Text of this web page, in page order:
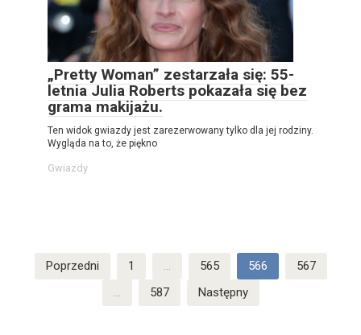
„Pretty Woman” zestarzała się: 55-
letnia Julia Roberts pokazała się bez
grama makijażu.
Ten widok gwiazdy jest zarezerwowany tylko dla jej rodziny.
Wygląda na to, że piękno
Gwiazdy
Stronicowanie
wpisów
Poprzedni 1 … 565 566
567
…
587 Następny